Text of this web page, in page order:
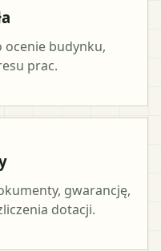
budynku,
prac.
gwarancję,
dotacji.